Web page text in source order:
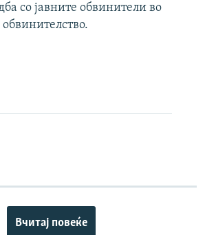
со јавните обвинители во
Вчитај повеќе